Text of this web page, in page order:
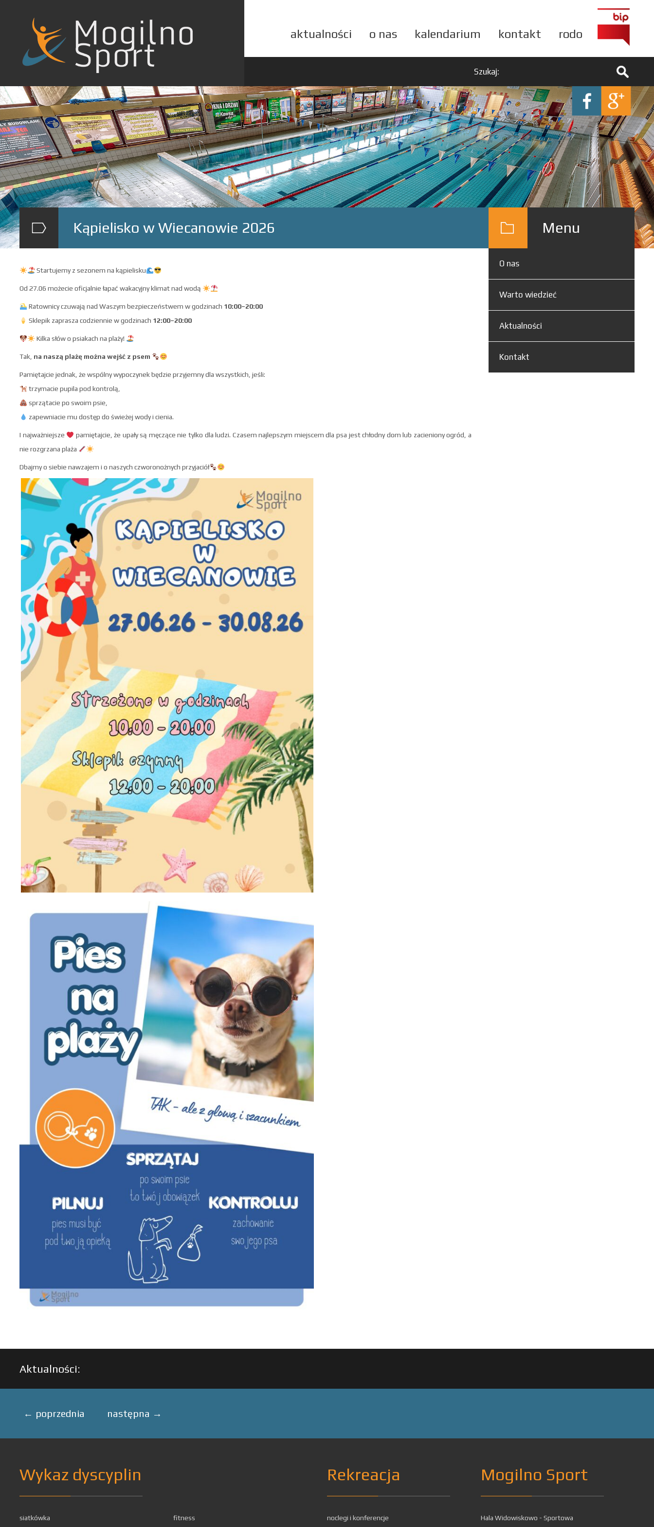
aktualności o nas kalendarium kontakt rodo
Szukaj:
Kąpielisko w Wiecanowie 2026
Startujemy z sezonem na kąpielisku
Od 27.06 możecie oficjalnie łapać wakacyjny klimat nad wodą
Ratownicy czuwają nad Waszym bezpieczeństwem w godzinach 10:00–20:00
Sklepik zaprasza codziennie w godzinach 12:00–20:00
Kilka słów o psiakach na plaży!
Tak, na naszą plażę można wejść z psem
Pamiętajcie jednak, że wspólny wypoczynek będzie przyjemny dla wszystkich, jeśli:
trzymacie pupila pod kontrolą,
sprzątacie po swoim psie,
zapewniacie mu dostęp do świeżej wody i cienia.
I najważniejsze
pamiętajcie, że upały są męczące nie tylko dla ludzi. Czasem najlepszym miejscem dla psa jest chłodny dom lub zacieniony ogród, a
nie rozgrzana plaża
Dbajmy o siebie nawzajem i o naszych czworonożnych przyjaciół
Menu
O nas
Warto wiedzieć
Aktualności
Kontakt
Aktualności:
← poprzednia następna →
Wykaz dyscyplin
siatkówka fitness
Rekreacja
noclegi i konferencje
Mogilno Sport
Hala Widowiskowo - Sportowa